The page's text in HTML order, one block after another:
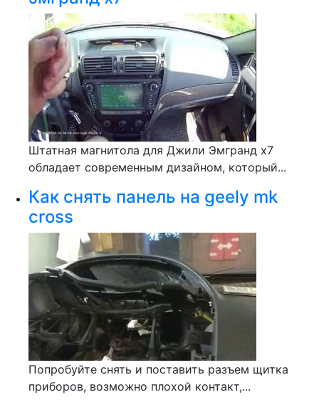
Штатная магнитола для Джили Эмгранд х7
обладает современным дизайном, который...
Как снять панель на geely mk
cross
Попробуйте снять и поставить разъем щитка
приборов, возможно плохой контакт,...